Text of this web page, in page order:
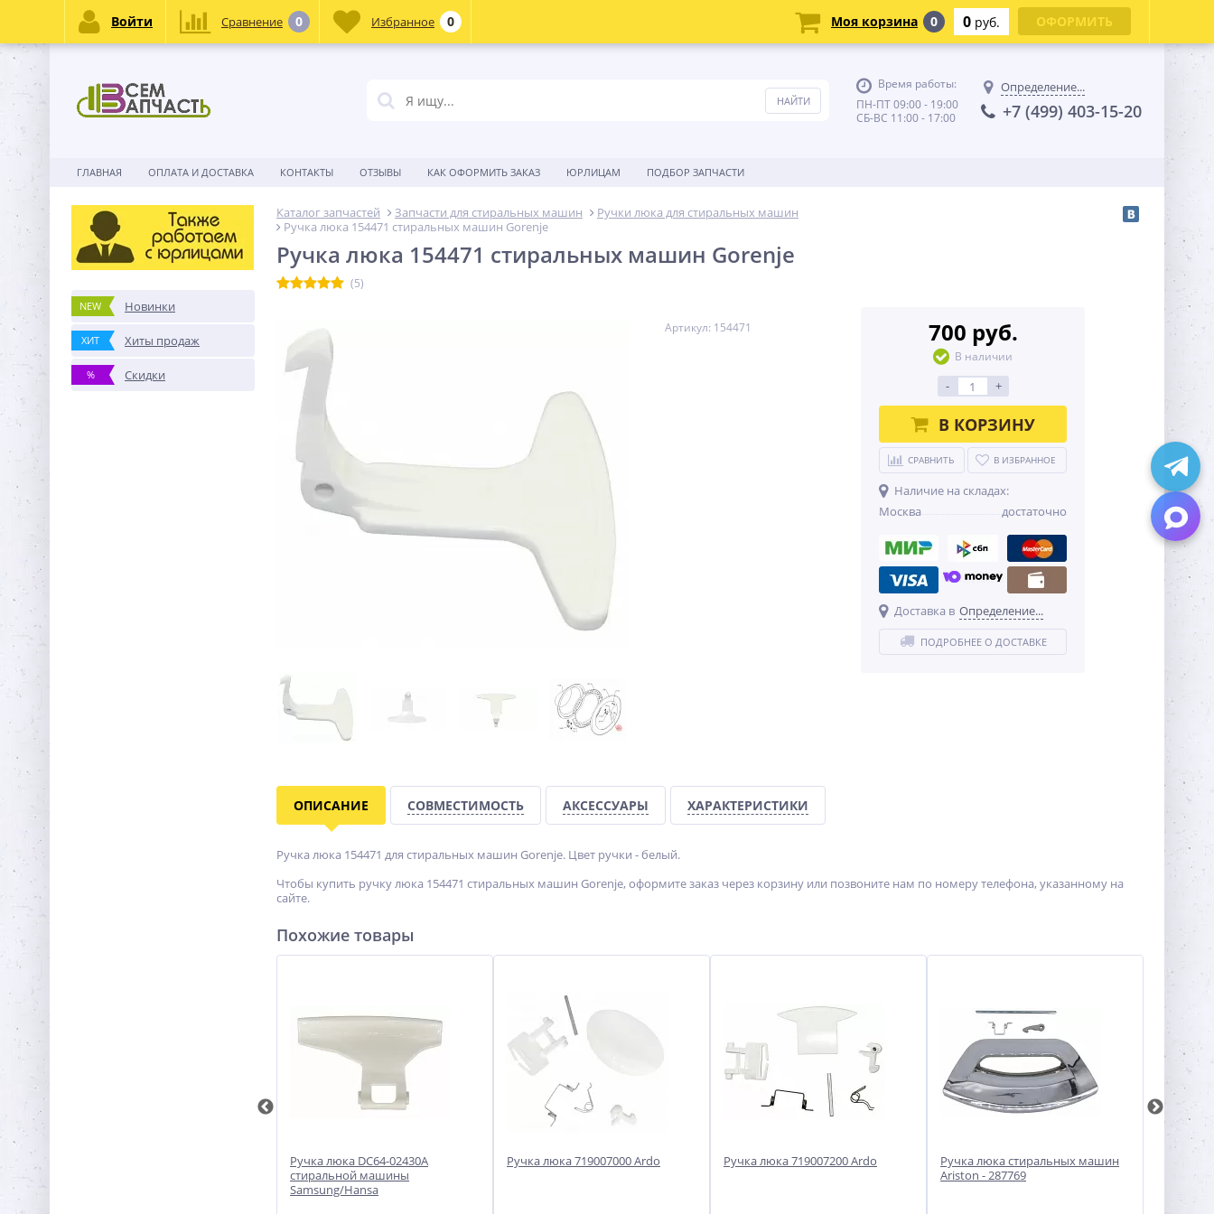
Время работы:
ПН-ПТ 09:00 - 19:00
СБ-ВС 11:00 - 17:00
Определение...
+7 (499) 403-15-20
ГЛАВНАЯ ОПЛАТА И ДОСТАВКА КОНТАКТЫ ОТЗЫВЫ КАК ОФОРМИТЬ ЗАКАЗ ЮРЛИЦАМ ПОДБОР ЗАПЧАСТИ
NEW Новинки
ХИТ Хиты продаж
% Скидки
Каталог запчастей Запчасти для стиральных машин
Ручки люка для стиральных машин
Ручка люка 154471 стиральных машин Gorenje
Ручка люка 154471 стиральных машин Gorenje
(5)
Артикул: 154471 700 руб.
В наличии
- +
В КОРЗИНУ
СРАВНИТЬ В ИЗБРАННОЕ
Наличие на складах:
Москва
достаточно
Доставка в Определение...
ПОДРОБНЕЕ О ДОСТАВКЕ
ОПИСАНИЕ СОВМЕСТИМОСТЬ АКСЕССУАРЫ ХАРАКТЕРИСТИКИ
Ручка люка 154471 для стиральных машин Gorenje. Цвет ручки - белый.
Чтобы купить ручку люка 154471 стиральных машин Gorenje, оформите заказ через корзину или позвоните нам по номеру телефона, указанному на
сайте.
Похожие товары
Ручка люка DC64-02430A
стиральной машины
Samsung/Hansa
Ручка люка 719007000 Ardo Ручка люка 719007200 Ardo
Ручка люка стиральных машин
Ariston - 287769
Войти Сравнение 0 Избранное 0 Моя корзина 0 0 руб. ОФОРМИТЬ